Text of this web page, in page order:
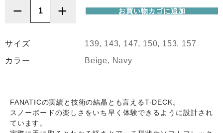
−
FANATIC
ク)
T-
DECK
+ お買い物カゴに追加
サイズ
139, 143, 147, 150, 153, 157
カラー
Beige, Navy
FANATICの実績と技術の結晶とも言えるT-DECK。
スノーボードの楽しさをいち早く体験できるように設計され
ています。